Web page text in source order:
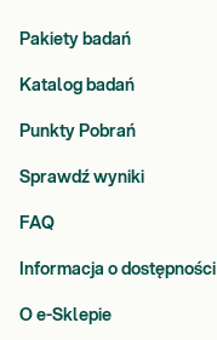
Pakiety badań
Katalog badań
Punkty Pobrań
Sprawdź wyniki
FAQ
Informacja o dostępności
O e-Sklepie